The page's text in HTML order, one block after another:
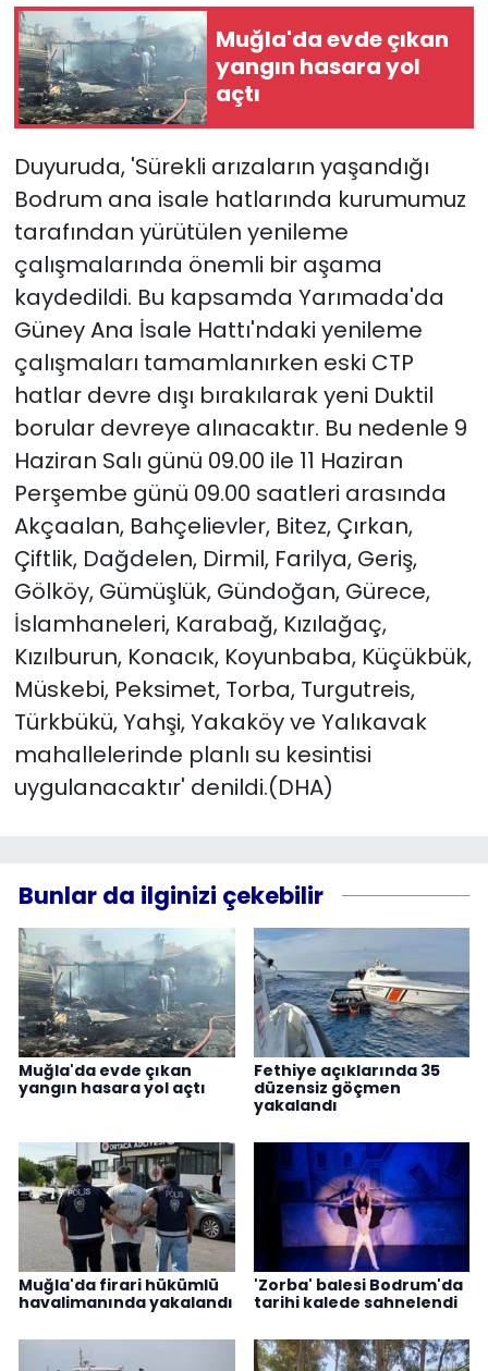
Muğla'da evde çıkan
yangın hasara yol
açtı
Duyuruda, 'Sürekli arızaların yaşandığı
Bodrum ana isale hatlarında kurumumuz
tarafından yürütülen yenileme
çalışmalarında önemli bir aşama
kaydedildi. Bu kapsamda Yarımada'da
Güney Ana İsale Hattı'ndaki yenileme
çalışmaları tamamlanırken eski CTP
hatlar devre dışı bırakılarak yeni Duktil
borular devreye alınacaktır. Bu nedenle 9
Haziran Salı günü 09.00 ile 11 Haziran
Perşembe günü 09.00 saatleri arasında
Akçaalan, Bahçelievler, Bitez, Çırkan,
Çiftlik, Dağdelen, Dirmil, Farilya, Geriş,
Gölköy, Gümüşlük, Gündoğan, Gürece,
İslamhaneleri, Karabağ, Kızılağaç,
Kızılburun, Konacık, Koyunbaba, Küçükbük,
Müskebi, Peksimet, Torba, Turgutreis,
Türkbükü, Yahşi, Yakaköy ve Yalıkavak
mahallelerinde planlı su kesintisi
uygulanacaktır' denildi.(DHA)
Bunlar da ilginizi çekebilir
Muğla'da evde çıkan
yangın hasara yol açtı
Fethiye açıklarında 35
düzensiz göçmen
yakalandı
Muğla'da firari hükümlü
havalimanında yakalandı
'Zorba' balesi Bodrum'da
tarihi kalede sahnelendi
Yurt